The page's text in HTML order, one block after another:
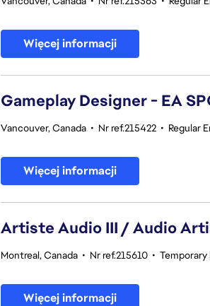
Więcej informacji
Gameplay Designer - EA
Vancouver, Canada • Nr ref.215422 • Regular
Więcej informacji
Artiste Audio III / Audio
Montreal, Canada • Nr ref.215610 • Temporary
Więcej informacji